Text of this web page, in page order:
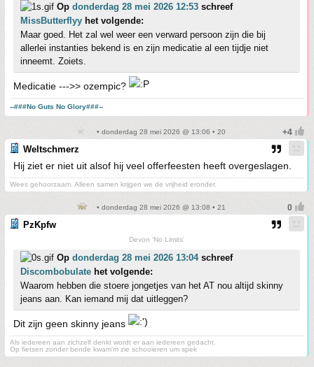
Op donderdag 28 mei 2026 12:53 schreef
MissButterflyy het volgende:
Maar goed. Het zal wel weer een verward persoon zijn die bij
allerlei instanties bekend is en zijn medicatie al een tijdje niet
inneemt. Zoiets.
Medicatie --->> ozempic?
--###No Guts No Glory###--
• donderdag 28 mei 2026 @ 13:06 • 20
Weltschmerz
Hij ziet er niet uit alsof hij veel offerfeesten heeft overgeslagen.
Wees gehoorzaam. Alleen samen krijgen we de vrijheid eronder.
• donderdag 28 mei 2026 @ 13:08 • 21
PzKpfw
Devon 'No Limits'
Op donderdag 28 mei 2026 13:04schreef
Discombobulate het volgende:
Waarom hebben die stoere jongetjes van het AT nou altijd skinny
jeans aan. Kan iemand mij dat uitleggen?
Dit zijn geen skinny jeans
Als iedereen aan zichzelf denkt wordt er aan iedereen gedacht.
Op fietsen zonder bende kwam'm zie schooieren um spek